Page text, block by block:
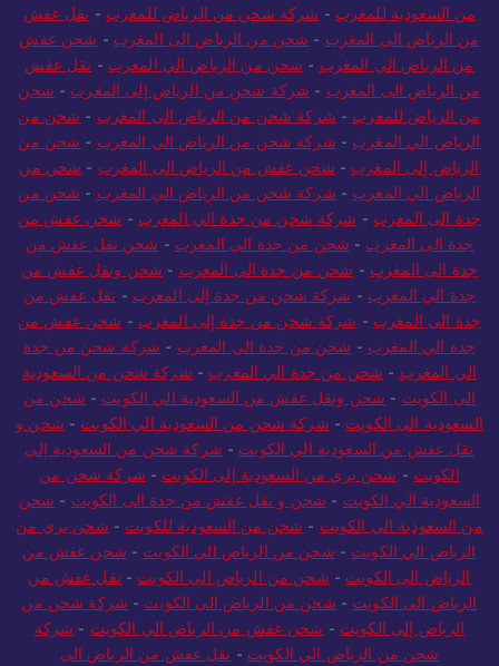
من السعودية للمغرب - شركة شحن من الرياض للمغرب - نقل عفش
من الرياض الى المغرب - شحن من الرياض الى المغرب - شحن عفش
من الرياض الي المغرب - شحن من الرياض الي المغرب - نقل عفش
من الرياض الى المغرب - شركة شحن من الرياض إلى المغرب - شحن
من الرياض للمغرب - شركة شحن من الرياض الى المغرب - شحن من
الرياض الي المغرب - شركة شحن من الرياض الي المغرب - شحن من
الرياض إلى المغرب - شحن عفش من الرياض الى المغرب - شحن من
الرياض الي المغرب - شركة شحن من الرياض الي المغرب - شحن من
جدة الى المغرب - شركة شحن من جدة الي المغرب - شحن عفش من
جدة الى المغرب - شحن من جدة الى المغرب - شحن نقل عفش من
جدة الى المغرب - شحن من جدة الى المغرب - شحن ونقل عفش من
جدة الي المغرب - شركة شحن من جدة إلى المغرب - نقل عفش من
جدة الى المغرب - شركة شحن من جدة إلى المغرب - شحن عفش من
جدة الي المغرب - شحن من جدة الي المغرب - شركة شحن من جدة
الي المغرب - شحن من جدة الي المغرب - شركة شحن من السعودية
الى الكويت - شحن ونقل عفش من السعودية الي الكويت - شحن من
السعودية الى الكويت - شركة شحن من السعودية الي الكويت - شحن و
نقل عفش من السعودية الي الكويت - شركة شحن من السعودية إلى
الكويت - شحن بري من السعودية إلى الكويت - شركة شحن من
السعودية الي الكويت - شحن و نقل عفش من جدة الى الكويت - شحن
من السعودية الي الكويت - شحن من السعودية للكويت - شحن بري من
الرياض الي الكويت - شحن من الرياض الي الكويت - شحن عفش من
الرياض الى الكويت - شحن من الرياض الى الكويت - نقل عفش من
الرياض الى الكويت - شحن من الرياض الى الكويت - شركة شحن من
الرياض إلى الكويت - شحن عفش من الرياض الي الكويت - شركة
شحن من الرياض الي الكويت - نقل عفش من الرياض الى